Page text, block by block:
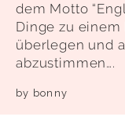
dem Motto
Dinge zu
überlegen und
abzustimmen….
by bonny